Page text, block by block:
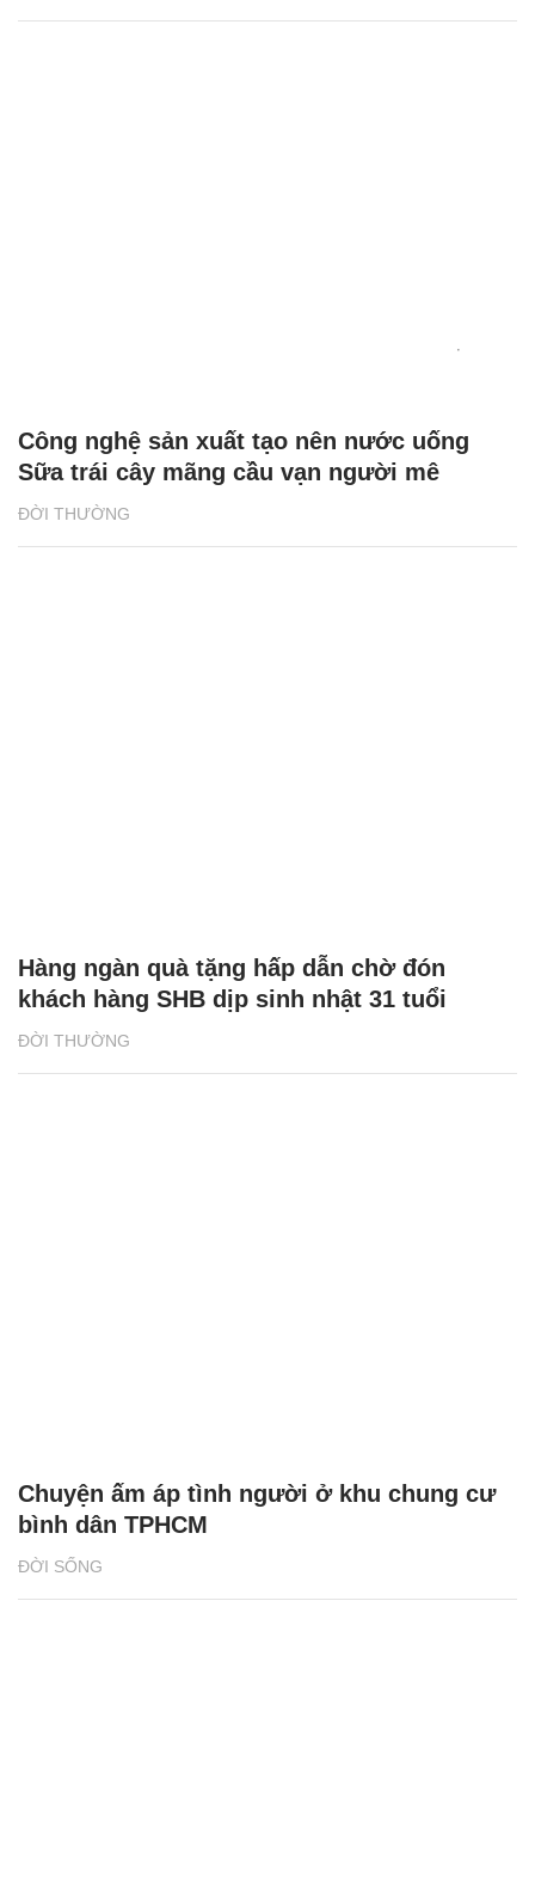
ĐỜI THƯỜNG
Công nghệ sản xuất tạo nên nước uống
Sữa trái cây mãng cầu vạn người mê
ĐỜI THƯỜNG
Hàng ngàn quà tặng hấp dẫn chờ đón
khách hàng SHB dịp sinh nhật 31 tuổi
ĐỜI SỐNG
Chuyện ấm áp tình người ở khu chung cư
bình dân TPHCM